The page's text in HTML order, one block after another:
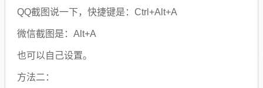
QQ截图说一下，快捷键是：Ctrl+Alt+A
微信截图是：Alt+A
也可以自己设置。
方法二：